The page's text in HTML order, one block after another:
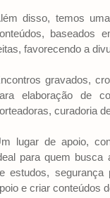
disso, temos
baseados
favorecendo a
gravados,
elaboração de
curadoria
lugar de apoio,
para quem busca
estudos, segurança
e criar conteúdos